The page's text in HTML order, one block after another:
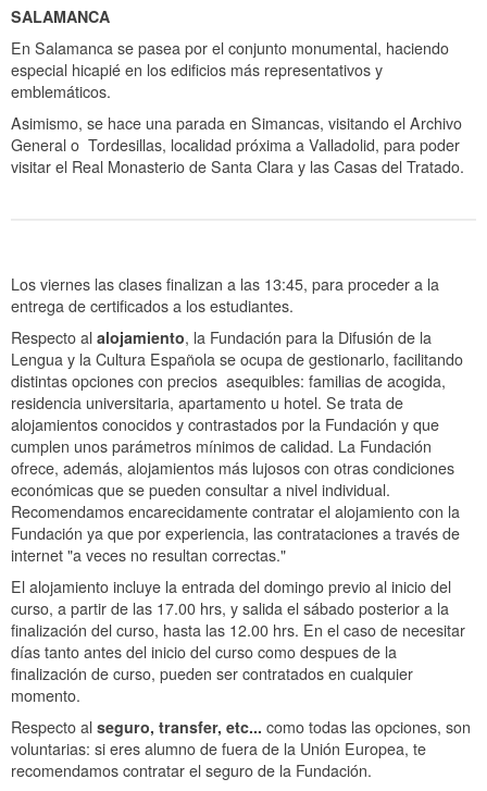
SALAMANCA
En Salamanca se pasea por el conjunto monumental, haciendo
especial hicapié en los edificios más representativos y
emblemáticos.
Asimismo, se hace una parada en Simancas, visitando el Archivo
General o Tordesillas, localidad próxima a Valladolid, para poder
visitar el Real Monasterio de Santa Clara y las Casas del Tratado.
Los viernes las clases finalizan a las 13:45, para proceder a la
entrega de certificados a los estudiantes.
Respecto al alojamiento, la Fundación para la Difusión de la
Lengua y la Cultura Española se ocupa de gestionarlo, facilitando
distintas opciones con precios asequibles: familias de acogida,
residencia universitaria, apartamento u hotel. Se trata de
alojamientos conocidos y contrastados por la Fundación y que
cumplen unos parámetros mínimos de calidad. La Fundación
ofrece, además, alojamientos más lujosos con otras condiciones
económicas que se pueden consultar a nivel individual.
Recomendamos encarecidamente contratar el alojamiento con la
Fundación ya que por experiencia, las contrataciones a través de
internet "a veces no resultan correctas."
El alojamiento incluye la entrada del domingo previo al inicio del
curso, a partir de las 17.00 hrs, y salida el sábado posterior a la
finalización del curso, hasta las 12.00 hrs. En el caso de necesitar
días tanto antes del inicio del curso como despues de la
finalización de curso, pueden ser contratados en cualquier
momento.
Respecto al seguro, transfer, etc... como todas las opciones, son
voluntarias: si eres alumno de fuera de la Unión Europea, te
recomendamos contratar el seguro de la Fundación.